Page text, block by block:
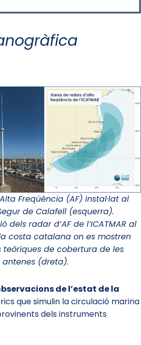
Freqüència (AF) instal·lat al
de Calafell (esquerra).
dels radar d’AF de l’ICATMAR al
costa catalana on es mostren
teòriques de cobertura de les
(dreta).
de l’estat de la
que simulin la circulació marina
dels instruments